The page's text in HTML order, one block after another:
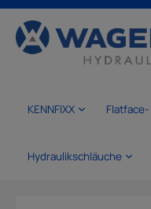
KENNFIXX
Hydraulikschläuche